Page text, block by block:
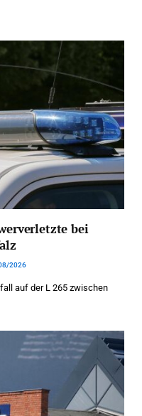
bei
2026
auf der L 265 zwischen